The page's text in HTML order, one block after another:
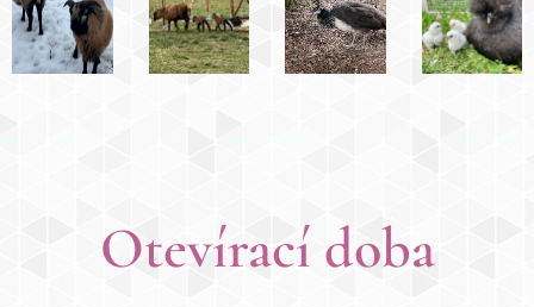
Otevírací doba